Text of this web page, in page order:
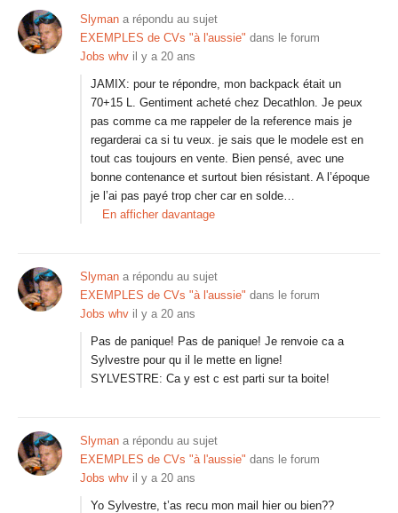
Slyman a répondu au sujet
EXEMPLES de CVs "à l'aussie" dans le forum
Jobs whv il y a 20 ans
JAMIX: pour te répondre, mon backpack était un
70+15 L. Gentiment acheté chez Decathlon. Je peux
pas comme ca me rappeler de la reference mais je
regarderai ca si tu veux. je sais que le modele est en
tout cas toujours en vente. Bien pensé, avec une
bonne contenance et surtout bien résistant. A l’époque
je l’ai pas payé trop cher car en solde…
En afficher davantage
Slyman a répondu au sujet
EXEMPLES de CVs "à l'aussie" dans le forum
Jobs whv il y a 20 ans
Pas de panique! Pas de panique! Je renvoie ca a
Sylvestre pour qu il le mette en ligne!
SYLVESTRE: Ca y est c est parti sur ta boite!
Slyman a répondu au sujet
EXEMPLES de CVs "à l'aussie" dans le forum
Jobs whv il y a 20 ans
Yo Sylvestre, t’as recu mon mail hier ou bien??